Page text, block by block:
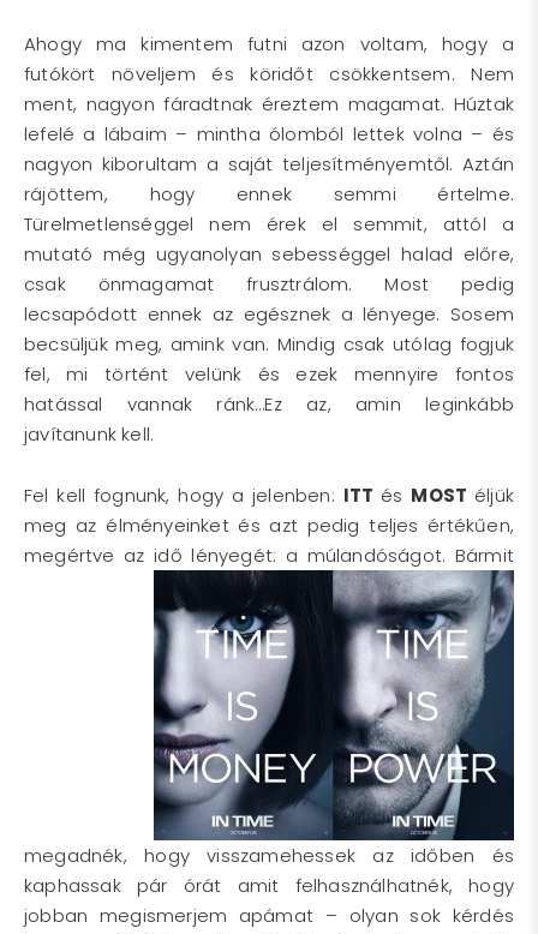
Ahogy ma kimentem futni azon voltam, hogy a
futókört növeljem és köridőt csökkentsem. Nem
ment, nagyon fáradtnak éreztem magamat. Húztak
lefelé a lábaim – mintha ólomból lettek volna – és
nagyon kiborultam a saját teljesítményemtől. Aztán
rájöttem, hogy ennek semmi értelme.
Türelmetlenséggel nem érek el semmit, attól a
mutató még ugyanolyan sebességgel halad előre,
csak önmagamat frusztrálom. Most pedig
lecsapódott ennek az egésznek a lényege. Sosem
becsüljük meg, amink van. Mindig csak utólag fogjuk
fel, mi történt velünk és ezek mennyire fontos
hatással vannak ránk…Ez az, amin leginkább
javítanunk kell.
Fel kell fognunk, hogy a jelenben: ITT és MOST éljük
meg az élményeinket és azt pedig teljes értékűen,
megértve az idő lényegét: a múlandóságot. Bármit
megadnék, hogy visszamehessek az időben és
kaphassak pár órát amit felhasználhatnék, hogy
jobban megismerjem apámat – olyan sok kérdés